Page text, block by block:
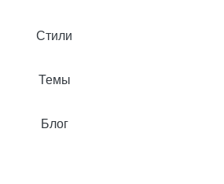
Стили
Темы
Блог